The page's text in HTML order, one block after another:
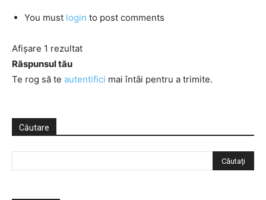
You must login to post comments
Afișare 1 rezultat
Răspunsul tău
Te rog să te autentifici mai întâi pentru a trimite.
Căutare